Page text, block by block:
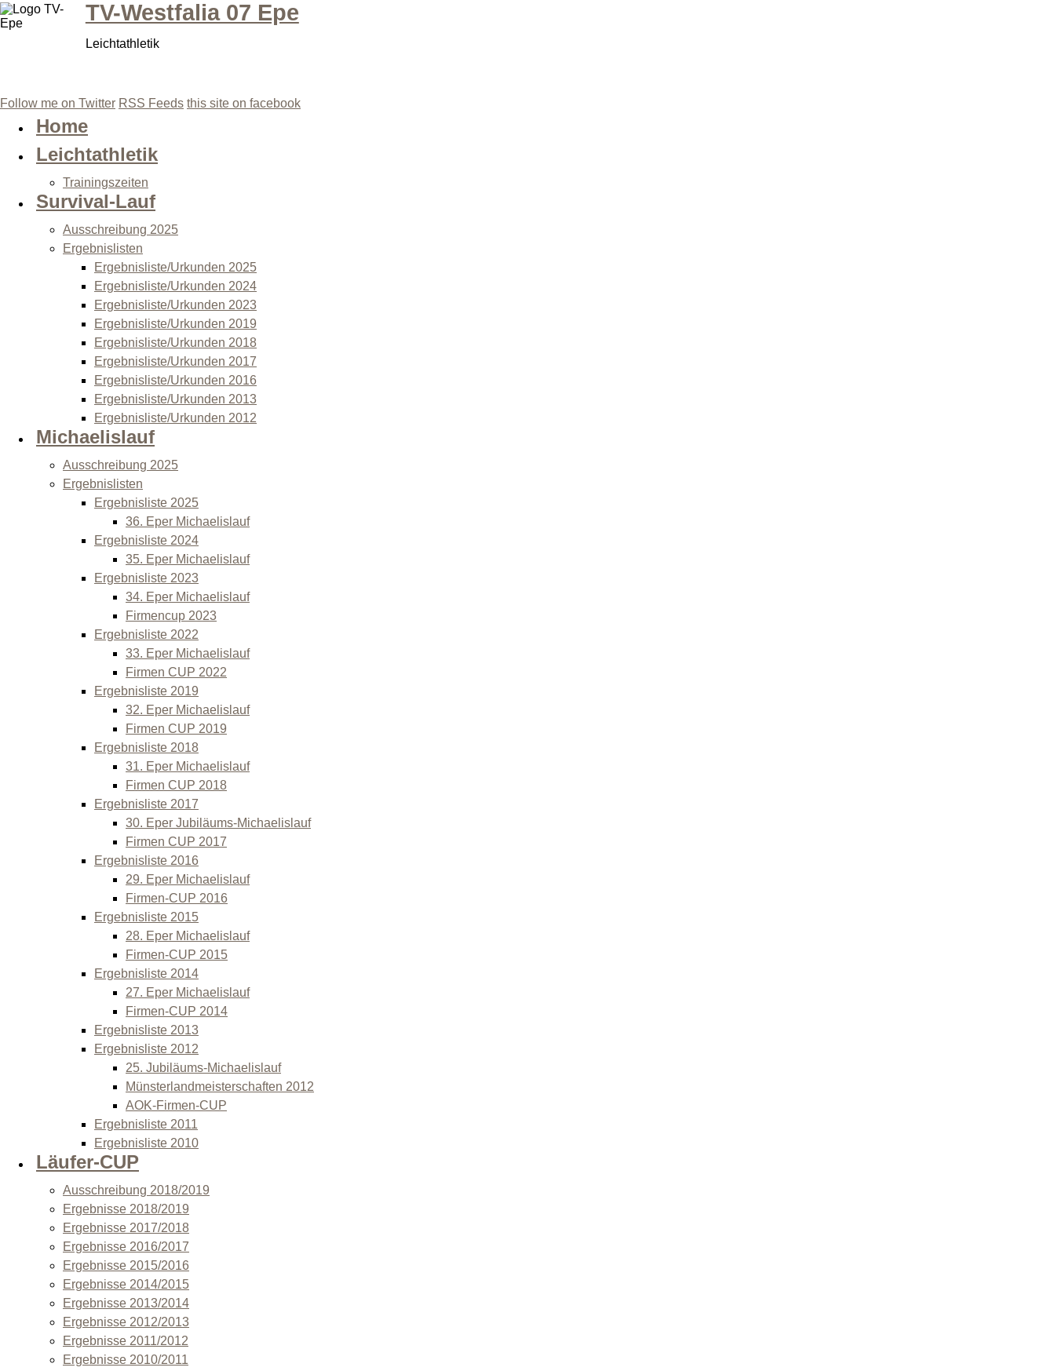
TV-Westfalia 07 Epe
Leichtathletik
Follow me on Twitter RSS Feeds this site on facebook
Home
Leichtathletik
Trainingszeiten
Survival-Lauf
Ausschreibung 2025
Ergebnislisten
Ergebnisliste/Urkunden 2025
Ergebnisliste/Urkunden 2024
Ergebnisliste/Urkunden 2023
Ergebnisliste/Urkunden 2019
Ergebnisliste/Urkunden 2018
Ergebnisliste/Urkunden 2017
Ergebnisliste/Urkunden 2016
Ergebnisliste/Urkunden 2013
Ergebnisliste/Urkunden 2012
Michaelislauf
Ausschreibung 2025
Ergebnislisten
Ergebnisliste 2025
36. Eper Michaelislauf
Ergebnisliste 2024
35. Eper Michaelislauf
Ergebnisliste 2023
34. Eper Michaelislauf
Firmencup 2023
Ergebnisliste 2022
33. Eper Michaelislauf
Firmen CUP 2022
Ergebnisliste 2019
32. Eper Michaelislauf
Firmen CUP 2019
Ergebnisliste 2018
31. Eper Michaelislauf
Firmen CUP 2018
Ergebnisliste 2017
30. Eper Jubiläums-Michaelislauf
Firmen CUP 2017
Ergebnisliste 2016
29. Eper Michaelislauf
Firmen-CUP 2016
Ergebnisliste 2015
28. Eper Michaelislauf
Firmen-CUP 2015
Ergebnisliste 2014
27. Eper Michaelislauf
Firmen-CUP 2014
Ergebnisliste 2013
Ergebnisliste 2012
25. Jubiläums-Michaelislauf
Münsterlandmeisterschaften 2012
AOK-Firmen-CUP
Ergebnisliste 2011
Ergebnisliste 2010
Läufer-CUP
Ausschreibung 2018/2019
Ergebnisse 2018/2019
Ergebnisse 2017/2018
Ergebnisse 2016/2017
Ergebnisse 2015/2016
Ergebnisse 2014/2015
Ergebnisse 2013/2014
Ergebnisse 2012/2013
Ergebnisse 2011/2012
Ergebnisse 2010/2011